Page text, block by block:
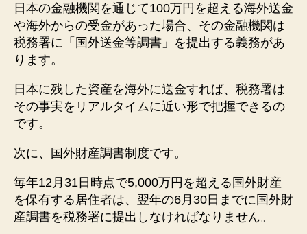
日本の金融機関を通じて100万円を超える海外送金
や海外からの受金があった場合、その金融機関は
税務署に「国外送金等調書」を提出する義務があ
ります。
日本に残した資産を海外に送金すれば、税務署は
その事実をリアルタイムに近い形で把握できるの
です。
次に、国外財産調書制度です。
毎年12月31日時点で5,000万円を超える国外財産
を保有する居住者は、翌年の6月30日までに国外財
産調書を税務署に提出しなければなりません。